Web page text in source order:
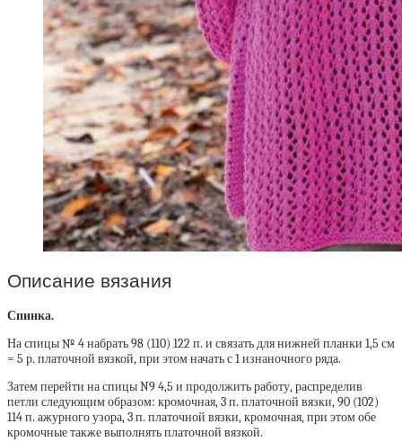
Описание вязания
Спинка.
На спицы № 4 набрать 98 (110) 122 п. и связать для нижней планки 1,5 см
= 5 р. платочной вязкой, при этом начать с 1 изнаночного ряда.
Затем перейти на спицы N9 4,5 и продолжить работу, распределив
петли следующим образом: кромочная, 3 п. платочной вязки, 90 (102)
114 п. ажурного узора, 3 п. платочной вязки, кромочная, при этом обе
кромочные также выполнять платочной вязкой.